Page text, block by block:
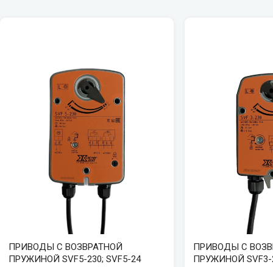
ПРИВОДЫ C ВОЗВРАТНОЙ
ПРУЖИНОЙ SVF5-230; SVF5-24
ПРИВОДЫ C
ПРУЖИНОЙ SVF3-